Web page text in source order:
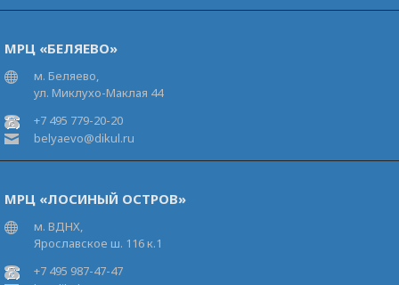
МРЦ «БЕЛЯЕВО»
м. Беляево,
ул. Миклухо-Маклая 44
+7 495 779-20-20
belyaevo@dikul.ru
МРЦ «ЛОСИНЫЙ ОСТРОВ»
м. ВДНХ,
Ярославское ш. 116 к.1
+7 495 987-47-47